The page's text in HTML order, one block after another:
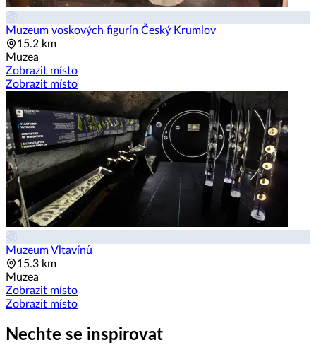
Muzeum voskových figurín Český Krumlov
15.2 km
Muzea
Zobrazit místo
Zobrazit místo
Muzeum Vltavínů
15.3 km
Muzea
Zobrazit místo
Zobrazit místo
Nechte se inspirovat